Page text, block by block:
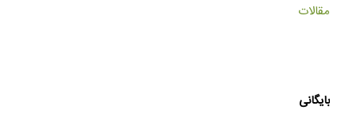
مقالات
بایگانی